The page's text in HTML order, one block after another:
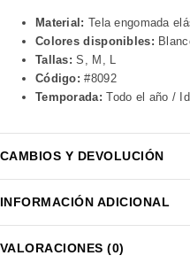
Material: Tela engomada
Colores disponibles:
Tallas: S, M, L
Código: #8092
Temporada: Todo el año /
CAMBIOS Y DEVOLUCIÓN
INFORMACIÓN ADICIONAL
VALORACIONES (0)